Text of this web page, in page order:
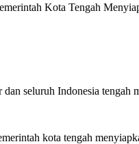
Kota Tengah
dan seluruh Indonesia tengah
kota tengah